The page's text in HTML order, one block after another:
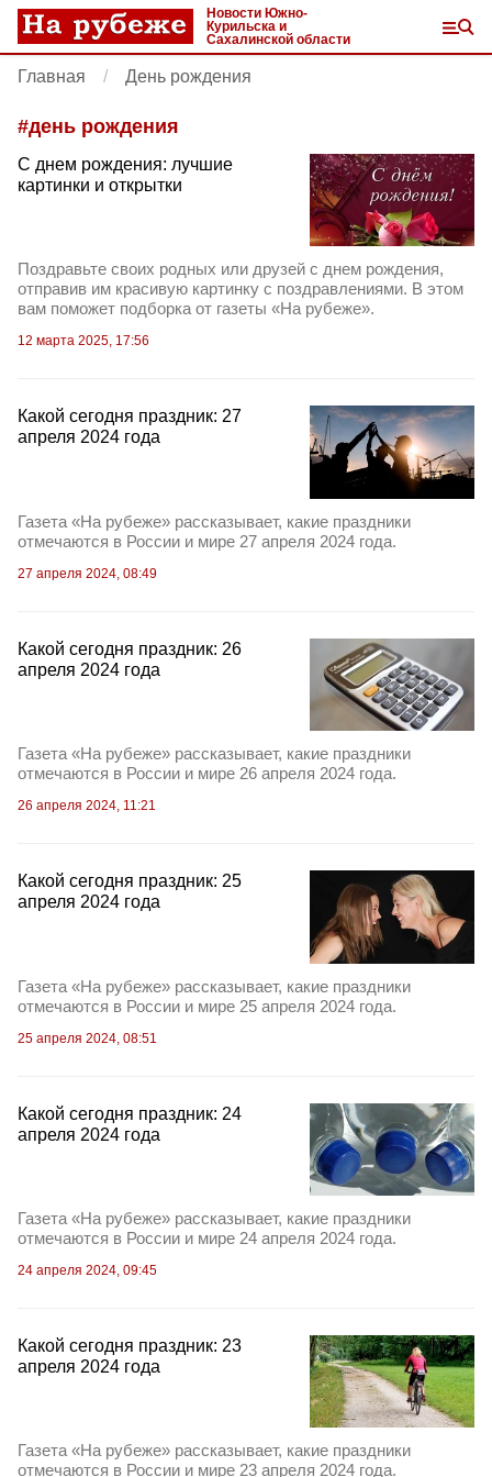
Новости Южно-
Курильска и
Сахалинской области
Главная День рождения
#день рождения
С днем рождения: лучшие
картинки и открытки
Поздравьте своих родных или друзей с днем рождения,
отправив им красивую картинку с поздравлениями. В этом
вам поможет подборка от газеты «На рубеже».
12 марта 2025, 17:56
Какой сегодня праздник: 27
апреля 2024 года
Газета «На рубеже» рассказывает, какие праздники
отмечаются в России и мире 27 апреля 2024 года.
27 апреля 2024, 08:49
Какой сегодня праздник: 26
апреля 2024 года
Газета «На рубеже» рассказывает, какие праздники
отмечаются в России и мире 26 апреля 2024 года.
26 апреля 2024, 11:21
Какой сегодня праздник: 25
апреля 2024 года
Газета «На рубеже» рассказывает, какие праздники
отмечаются в России и мире 25 апреля 2024 года.
25 апреля 2024, 08:51
Какой сегодня праздник: 24
апреля 2024 года
Газета «На рубеже» рассказывает, какие праздники
отмечаются в России и мире 24 апреля 2024 года.
24 апреля 2024, 09:45
Какой сегодня праздник: 23
апреля 2024 года
Газета «На рубеже» рассказывает, какие праздники
отмечаются в России и мире 23 апреля 2024 года.